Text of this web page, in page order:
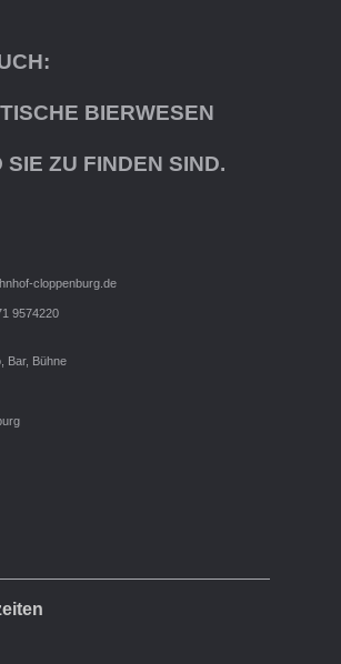
BIERWESEN
SIE ZU FINDEN SIND.
cloppenburg.de
9574220
Bar, Bühne